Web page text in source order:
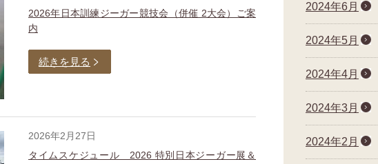
2026年日本訓練ジーガー競技会（併催 2大会）ご案
内
続きを見る
2026年2月27日
タイムスケジュール 2026 特別日本ジーガー展＆
2024年6月
2024年5月
2024年4月
2024年3月
2024年2月